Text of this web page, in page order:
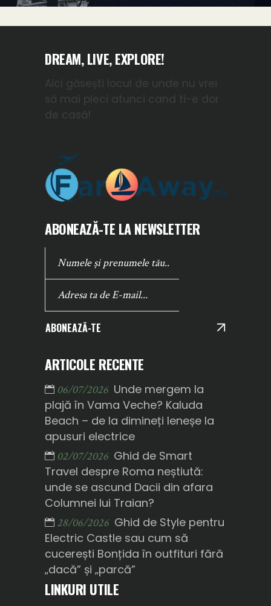
DREAM, LIVE, EXPLORE!
Aici găsești locul de unde nu vrei
să mai pleci atunci cand ti-e dor
de casă!
ABONEAZĂ-TE LA NEWSLETTER
ABONEAZĂ-TE
ARTICOLE RECENTE
06/07/2026 Unde mergem la
plajă în Vama Veche? Kaluda
Beach – de la dimineți leneșe la
apusuri electrice
02/07/2026 Ghid de Smart
Travel despre Roma neștiută:
unde se ascund Dacii din afara
Columnei lui Traian?
28/06/2026 Ghid de Style pentru
Electric Castle sau cum să
cucerești Bonțida în outfituri fără
„dacă” și „parcă”
LINKURI UTILE